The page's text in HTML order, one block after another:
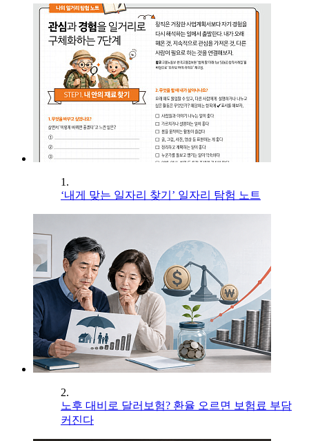
1.
‘내게 맞는 일자리 찾기’ 일자리 탐험 노트
2.
노후 대비로 달러보험? 환율 오르면 보험료 부담
커진다